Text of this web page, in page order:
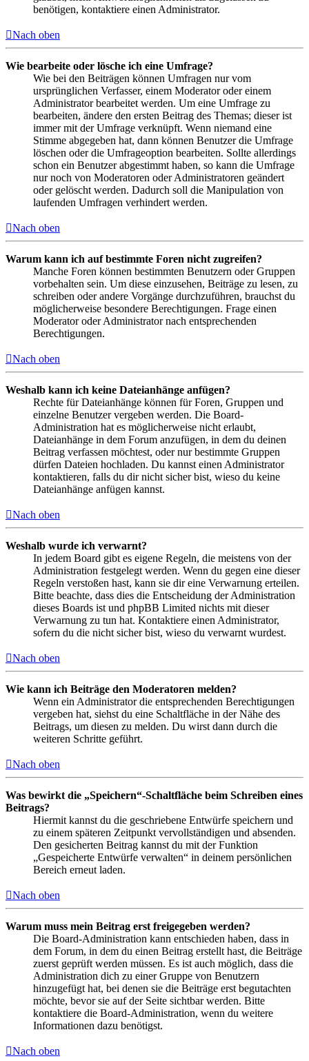
benötigen, kontaktiere einen Administrator.
Nach oben
Wie bearbeite oder lösche ich eine Umfrage?
Wie bei den Beiträgen können Umfragen nur vom
ursprünglichen Verfasser, einem Moderator oder einem
Administrator bearbeitet werden. Um eine Umfrage zu
bearbeiten, ändere den ersten Beitrag des Themas; dieser ist
immer mit der Umfrage verknüpft. Wenn niemand eine
Stimme abgegeben hat, dann können Benutzer die Umfrage
löschen oder die Umfrageoption bearbeiten. Sollte allerdings
schon ein Benutzer abgestimmt haben, so kann die Umfrage
nur noch von Moderatoren oder Administratoren geändert
oder gelöscht werden. Dadurch soll die Manipulation von
laufenden Umfragen verhindert werden.
Nach oben
Warum kann ich auf bestimmte Foren nicht zugreifen?
Manche Foren können bestimmten Benutzern oder Gruppen
vorbehalten sein. Um diese einzusehen, Beiträge zu lesen, zu
schreiben oder andere Vorgänge durchzuführen, brauchst du
möglicherweise besondere Berechtigungen. Frage einen
Moderator oder Administrator nach entsprechenden
Berechtigungen.
Nach oben
Weshalb kann ich keine Dateianhänge anfügen?
Rechte für Dateianhänge können für Foren, Gruppen und
einzelne Benutzer vergeben werden. Die Board-
Administration hat es möglicherweise nicht erlaubt,
Dateianhänge in dem Forum anzufügen, in dem du deinen
Beitrag verfassen möchtest, oder nur bestimmte Gruppen
dürfen Dateien hochladen. Du kannst einen Administrator
kontaktieren, falls du dir nicht sicher bist, wieso du keine
Dateianhänge anfügen kannst.
Nach oben
Weshalb wurde ich verwarnt?
In jedem Board gibt es eigene Regeln, die meistens von der
Administration festgelegt werden. Wenn du gegen eine dieser
Regeln verstoßen hast, kann sie dir eine Verwarnung erteilen.
Bitte beachte, dass dies die Entscheidung der Administration
dieses Boards ist und phpBB Limited nichts mit dieser
Verwarnung zu tun hat. Kontaktiere einen Administrator,
sofern du die nicht sicher bist, wieso du verwarnt wurdest.
Nach oben
Wie kann ich Beiträge den Moderatoren melden?
Wenn ein Administrator die entsprechenden Berechtigungen
vergeben hat, siehst du eine Schaltfläche in der Nähe des
Beitrags, um diesen zu melden. Du wirst dann durch die
weiteren Schritte geführt.
Nach oben
Was bewirkt die „Speichern“-Schaltfläche beim Schreiben eines
Beitrags?
Hiermit kannst du die geschriebene Entwürfe speichern und
zu einem späteren Zeitpunkt vervollständigen und absenden.
Den gesicherten Beitrag kannst du mit der Funktion
„Gespeicherte Entwürfe verwalten“ in deinem persönlichen
Bereich erneut laden.
Nach oben
Warum muss mein Beitrag erst freigegeben werden?
Die Board-Administration kann entschieden haben, dass in
dem Forum, in dem du einen Beitrag erstellt hast, die Beiträge
zuerst geprüft werden müssen. Es ist auch möglich, dass die
Administration dich zu einer Gruppe von Benutzern
hinzugefügt hat, bei denen sie die Beiträge erst begutachten
möchte, bevor sie auf der Seite sichtbar werden. Bitte
kontaktiere die Board-Administration, wenn du weitere
Informationen dazu benötigst.
Nach oben